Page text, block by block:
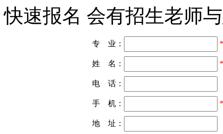
快速报名 会有招生老师
专 业： *
姓 名： *
电 话：
手 机： *
地 址：